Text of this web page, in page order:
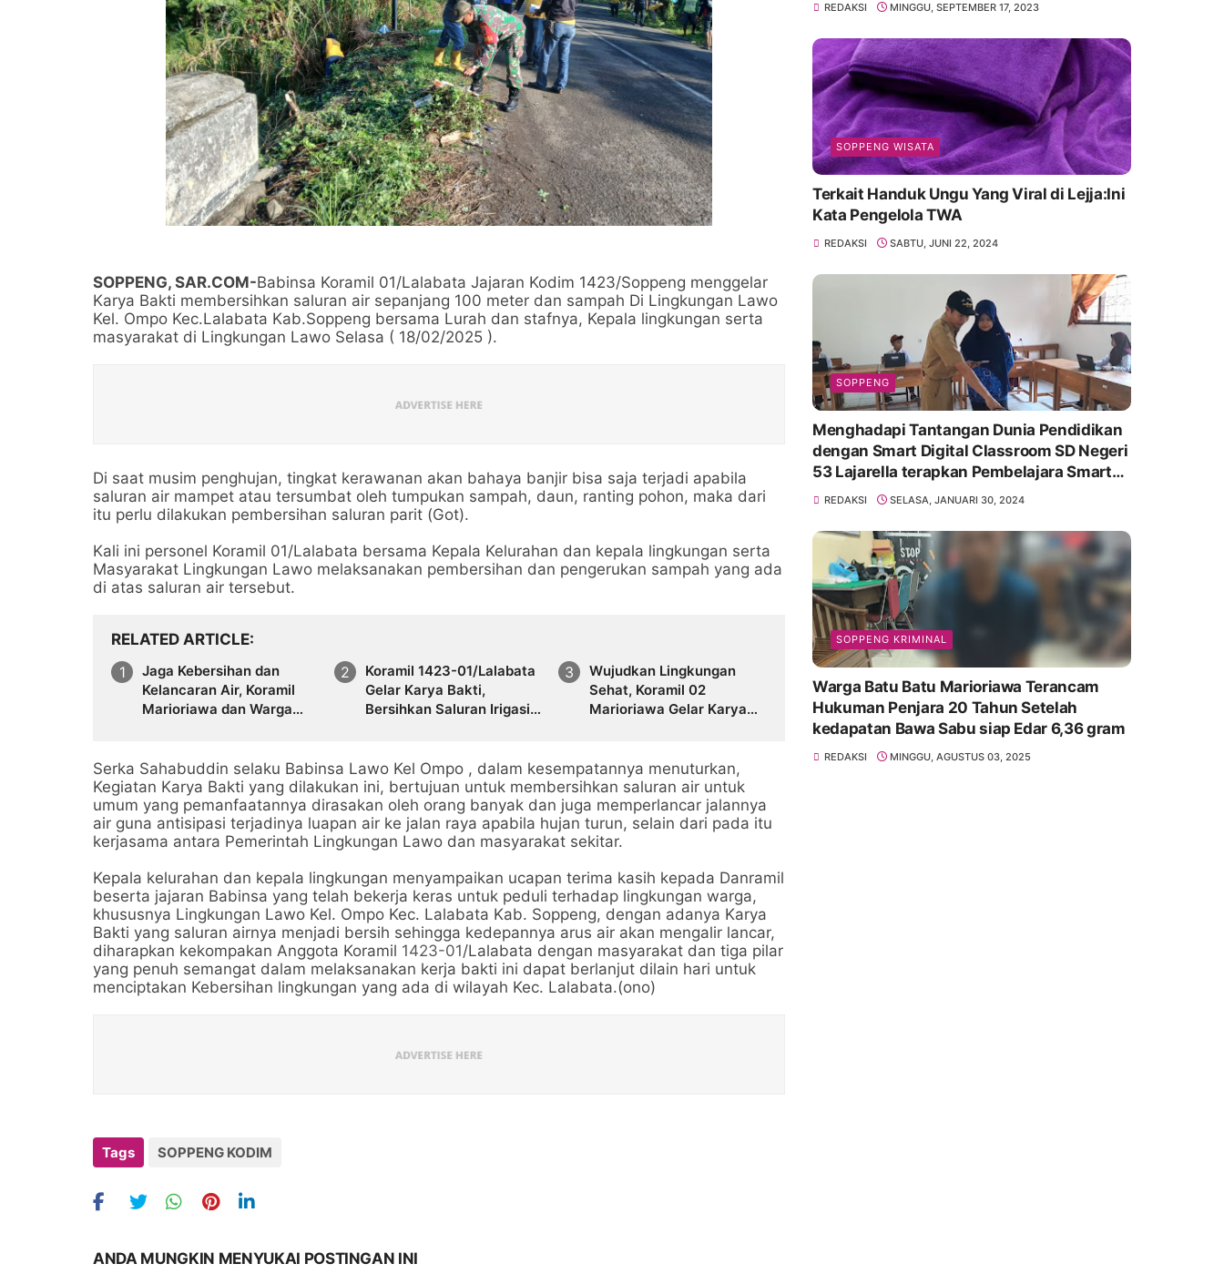
SOPPENG, SAR.COM-Babinsa Koramil 01/Lalabata Jajaran Kodim 1423/Soppeng menggelar
Karya Bakti membersihkan saluran air sepanjang 100 meter dan sampah Di Lingkungan Lawo
Kel. Ompo Kec.Lalabata Kab.Soppeng bersama Lurah dan stafnya, Kepala lingkungan serta
masyarakat di Lingkungan Lawo Selasa ( 18/02/2025 ).
Di saat musim penghujan, tingkat kerawanan akan bahaya banjir bisa saja terjadi apabila
saluran air mampet atau tersumbat oleh tumpukan sampah, daun, ranting pohon, maka dari
itu perlu dilakukan pembersihan saluran parit (Got).
Kali ini personel Koramil 01/Lalabata bersama Kepala Kelurahan dan kepala lingkungan serta
Masyarakat Lingkungan Lawo melaksanakan pembersihan dan pengerukan sampah yang ada
di atas saluran air tersebut.
RELATED ARTICLE
Jaga Kebersihan dan
Kelancaran Air, Koramil
Marioriawa dan Warga
Koramil 1423-01/Lalabata
Gelar Karya Bakti,
Bersihkan Saluran Irigasi
Wujudkan Lingkungan
Sehat, Koramil 02
Marioriawa Gelar Karya
Serka Sahabuddin selaku Babinsa Lawo Kel Ompo , dalam kesempatannya menuturkan,
Kegiatan Karya Bakti yang dilakukan ini, bertujuan untuk membersihkan saluran air untuk
umum yang pemanfaatannya dirasakan oleh orang banyak dan juga memperlancar jalannya
air guna antisipasi terjadinya luapan air ke jalan raya apabila hujan turun, selain dari pada itu
kerjasama antara Pemerintah Lingkungan Lawo dan masyarakat sekitar.
Kepala kelurahan dan kepala lingkungan menyampaikan ucapan terima kasih kepada Danramil
beserta jajaran Babinsa yang telah bekerja keras untuk peduli terhadap lingkungan warga,
khususnya Lingkungan Lawo Kel. Ompo Kec. Lalabata Kab. Soppeng, dengan adanya Karya
Bakti yang saluran airnya menjadi bersih sehingga kedepannya arus air akan mengalir lancar,
diharapkan kekompakan Anggota Koramil 1423-01/Lalabata dengan masyarakat dan tiga pilar
yang penuh semangat dalam melaksanakan kerja bakti ini dapat berlanjut dilain hari untuk
menciptakan Kebersihan lingkungan yang ada di wilayah Kec. Lalabata.(ono)
Tags SOPPENG KODIM
ANDA MUNGKIN MENYUKAI POSTINGAN INI
REDAKSI MINGGU, SEPTEMBER 17, 2023
SOPPENG WISATA
Terkait Handuk Ungu Yang Viral di Lejja:Ini
Kata Pengelola TWA
REDAKSI SABTU, JUNI 22, 2024
SOPPENG
Menghadapi Tantangan Dunia Pendidikan
dengan Smart Digital Classroom SD Negeri
53 Lajarella terapkan Pembelajara Smart
Class Device
REDAKSI SELASA, JANUARI 30, 2024
SOPPENG KRIMINAL
Warga Batu Batu Marioriawa Terancam
Hukuman Penjara 20 Tahun Setelah
kedapatan Bawa Sabu siap Edar 6,36 gram
REDAKSI MINGGU, AGUSTUS 03, 2025